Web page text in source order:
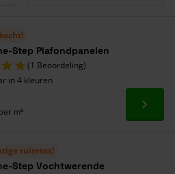
Step Plafondpanelen
(1 Beoordeling)
in 4 kleuren
m² Ga
ruimtes!
Step Vochtwerende